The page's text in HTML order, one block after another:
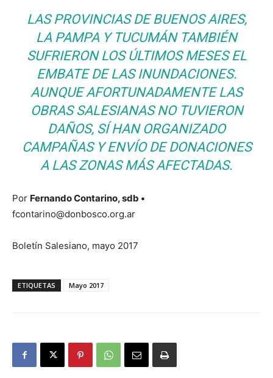
LAS PROVINCIAS DE BUENOS AIRES,
LA PAMPA Y TUCUMÁN TAMBIÉN
SUFRIERON LOS ÚLTIMOS MESES EL
EMBATE DE LAS INUNDACIONES.
AUNQUE AFORTUNADAMENTE LAS
OBRAS SALESIANAS NO TUVIERON
DAÑOS, SÍ HAN ORGANIZADO
CAMPAÑAS Y ENVÍO DE DONACIONES
A LAS ZONAS MÁS AFECTADAS.
Por Fernando Contarino, sdb •
fcontarino@donbosco.org.ar
Boletín Salesiano, mayo 2017
ETIQUETAS Mayo 2017